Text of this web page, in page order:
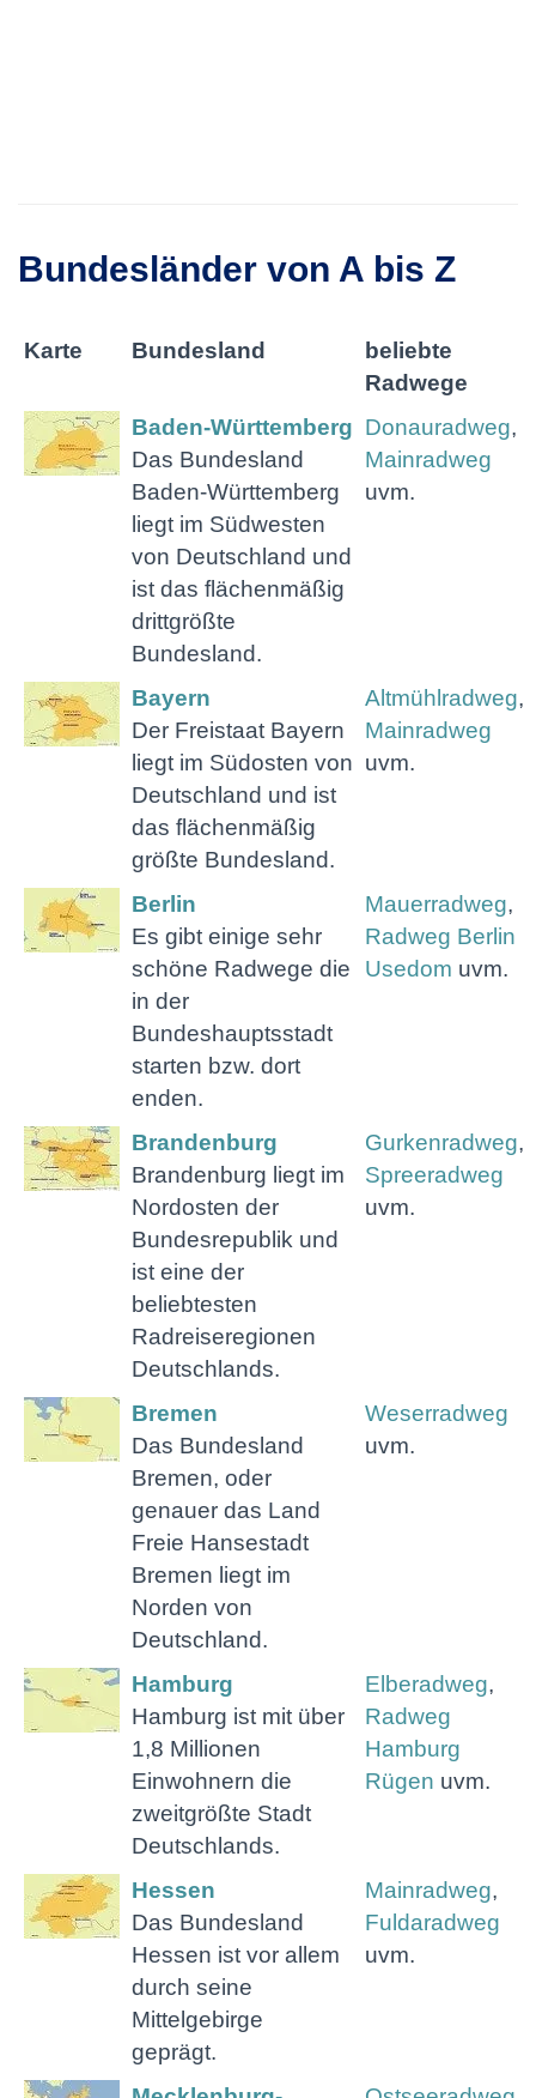
Bundesländer von A bis Z
Karte Bundesland
beliebte
Radwege
Baden-Württemberg
Das Bundesland
Baden-Württemberg
liegt im Südwesten
von Deutschland und
ist das flächenmäßig
drittgrößte
Bundesland.
Donauradweg,
Mainradweg
uvm.
Bayern
Der Freistaat Bayern
liegt im Südosten von
Deutschland und ist
das flächenmäßig
größte Bundesland.
Altmühlradweg,
Mainradweg
uvm.
Berlin
Es gibt einige sehr
schöne Radwege die
in der
Bundeshauptsstadt
starten bzw. dort
enden.
Mauerradweg,
Radweg Berlin
Usedom uvm.
Brandenburg
Brandenburg liegt im
Nordosten der
Bundesrepublik und
ist eine der
beliebtesten
Radreiseregionen
Deutschlands.
Gurkenradweg,
Spreeradweg
uvm.
Bremen
Das Bundesland
Bremen, oder
genauer das Land
Freie Hansestadt
Bremen liegt im
Norden von
Deutschland.
Weserradweg
uvm.
Hamburg
Hamburg ist mit über
1,8 Millionen
Einwohnern die
zweitgrößte Stadt
Deutschlands.
Elberadweg,
Radweg
Hamburg
Rügen uvm.
Hessen
Das Bundesland
Hessen ist vor allem
durch seine
Mittelgebirge
geprägt.
Mainradweg,
Fuldaradweg
uvm.